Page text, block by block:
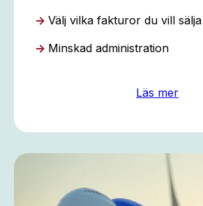
→ Välj vilka fakturor du vill sälja
→ Minskad administration
Läs mer